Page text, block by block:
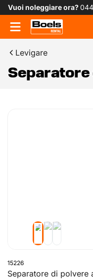
Vuoi noleggiare ora?
Levigare
Separatore
15226
Separatore di polvere